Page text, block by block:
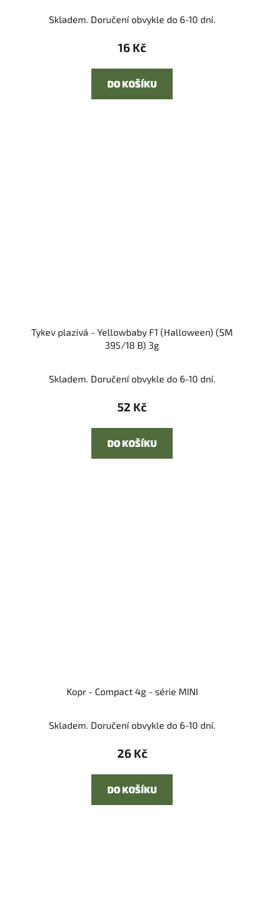
Skladem. Doručení obvykle do 6-10 dní.
16 Kč
DO KOŠÍKU
Tykev plazivá - Yellowbaby F1 (Halloween) (SM
395/18 B) 3g
Skladem. Doručení obvykle do 6-10 dní.
52 Kč
DO KOŠÍKU
Kopr - Compact 4g - série MINI
Skladem. Doručení obvykle do 6-10 dní.
26 Kč
DO KOŠÍKU